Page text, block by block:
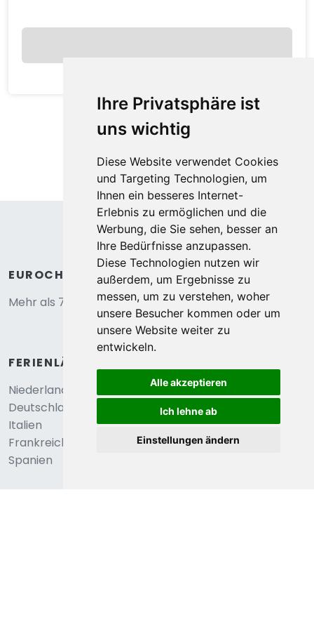
Ihre Privatsphäre ist
uns wichtig
Diese Website verwendet Cookies
und Targeting Technologien, um
Ihnen ein besseres Internet-
Erlebnis zu ermöglichen und die
Werbung, die Sie sehen, besser an
Ihre Bedürfnisse anzupassen.
Diese Technologien nutzen wir
außerdem, um Ergebnisse zu
messen, um zu verstehen, woher
unsere Besucher kommen oder um
unsere Website weiter zu
entwickeln.
Alle akzeptieren
Ich lehne ab
Einstellungen ändern
Tiny Wagon two-person (Nr 7-10),by the
water
Almere, Flevoland, Niederlande
Romantischer Planwagenurlaub am See
2Personen
1Schlafzimmer
pro Nacht